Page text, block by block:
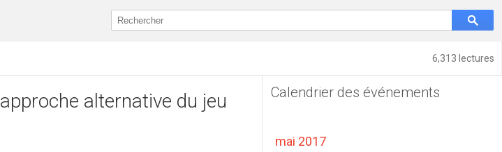
6,313 lectures
alternative du jeu
Calendrier des événements
mai 2017